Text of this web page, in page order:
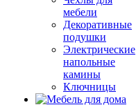
мебели
Декоративные
подушки
Электрические
напольные
камины
Ключницы